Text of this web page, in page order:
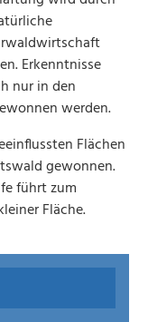
Erkenntnisse
nur in den
werden.
Flächen
gewonnen.
führt zum
Fläche.